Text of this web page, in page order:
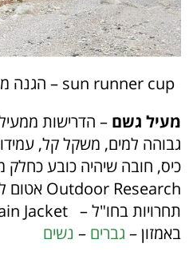
sun runner cup – הגנה מירביית על הראש והעורף
מעיל גשם – הדרישות
גבוהה למים, משקל קל,
כיס, חובה שיהיה כובע
Outdoor Research אטום
תחרויות בחו"ל –
באמזון – גברים – נשים